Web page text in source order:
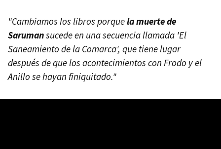
"Cambiamos los libros porquela muerte de
Sarumansucede en una secuencia llamada 'El
Saneamiento de la Comarca', que tiene lugar
después de que los acontecimientos con Frodo y el
Anillo se hayan finiquitado."